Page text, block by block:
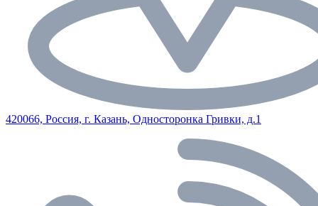
420066, Россия, г. Казань, Односторонка Гривки, д.1